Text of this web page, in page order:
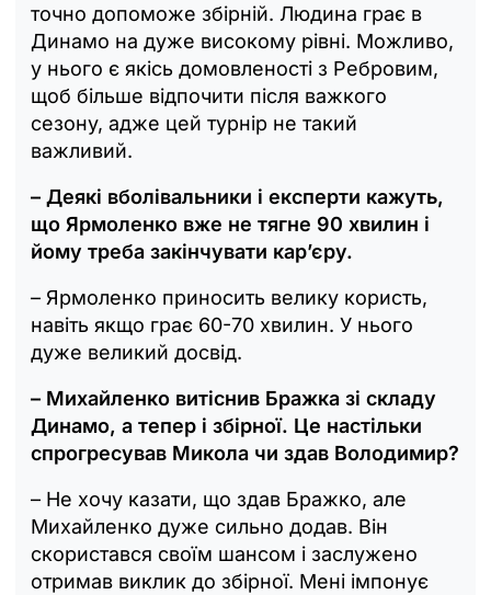
точно допоможе збірній. Людина грає в
Динамо на дуже високому рівні. Можливо,
у нього є якісь домовленості з Ребровим,
щоб більше відпочити після важкого
сезону, адже цей турнір не такий
важливий.
– Деякі вболівальники і експерти кажуть,
що Ярмоленко вже не тягне 90 хвилин і
йому треба закінчувати кар’єру.
– Ярмоленко приносить велику користь,
навіть якщо грає 60-70 хвилин. У нього
дуже великий досвід.
– Михайленко витіснив Бражка зі складу
Динамо, а тепер і збірної. Це настільки
спрогресував Микола чи здав Володимир?
– Не хочу казати, що здав Бражко, але
Михайленко дуже сильно додав. Він
скористався своїм шансом і заслужено
отримав виклик до збірної. Мені імпонує